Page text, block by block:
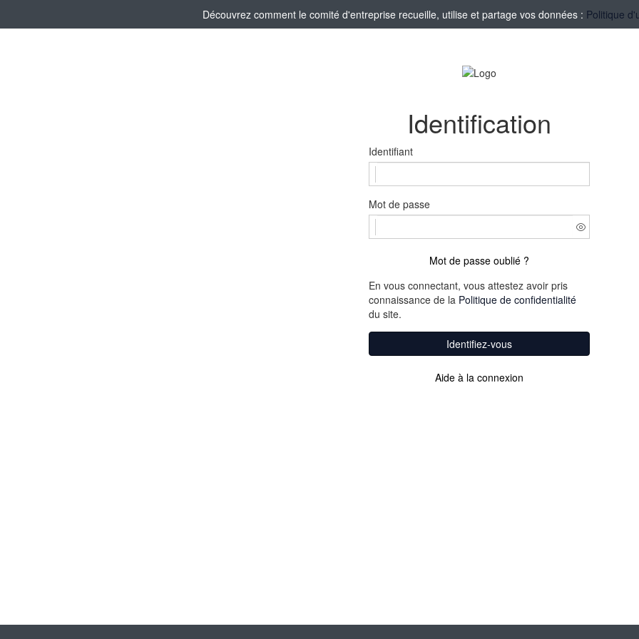
Découvrez comment le comité d'entreprise recueille, utilise et partage vos données : Politique
Identification
Identifiant
Mot de passe
Mot de passe oublié ?
En vous connectant, vous attestez avoir pris
connaissance de la Politique de confidentialité
du site.
Identifiez-vous
Aide à la connexion